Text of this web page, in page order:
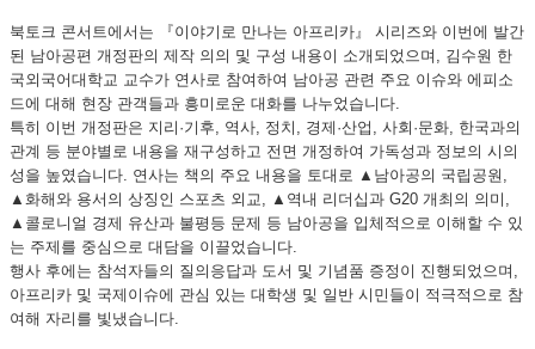
북토크 콘서트에서는 『이야기로 만나는 아프리카』 시리즈와 이번에 발간
된 남아공편 개정판의 제작 의의 및 구성 내용이 소개되었으며, 김수원 한
국외국어대학교 교수가 연사로 참여하여 남아공 관련 주요 이슈와 에피소
드에 대해 현장 관객들과 흥미로운 대화를 나누었습니다.
특히 이번 개정판은 지리·기후, 역사, 정치, 경제·산업, 사회·문화, 한국과의
관계 등 분야별로 내용을 재구성하고 전면 개정하여 가독성과 정보의 시의
성을 높였습니다. 연사는 책의 주요 내용을 토대로 ▲남아공의 국립공원,
▲화해와 용서의 상징인 스포츠 외교, ▲역내 리더십과 G20 개최의 의미,
▲콜로니얼 경제 유산과 불평등 문제 등 남아공을 입체적으로 이해할 수 있
는 주제를 중심으로 대담을 이끌었습니다.
행사 후에는 참석자들의 질의응답과 도서 및 기념품 증정이 진행되었으며,
아프리카 및 국제이슈에 관심 있는 대학생 및 일반 시민들이 적극적으로 참
여해 자리를 빛냈습니다.